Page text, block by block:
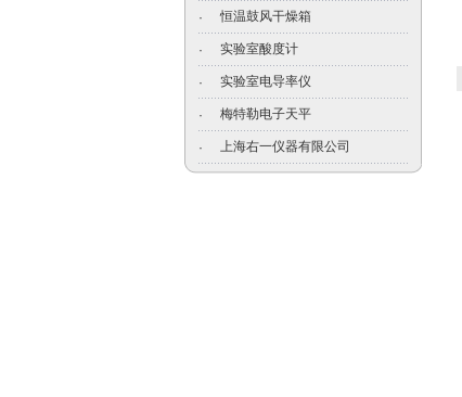
· 恒温鼓风干燥箱
· 实验室酸度计
· 实验室电导率仪
· 梅特勒电子天平
· 上海右一仪器有限公司